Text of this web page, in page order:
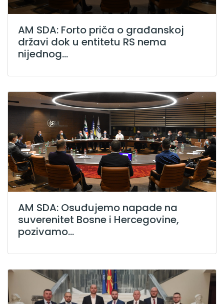
AM SDA: Forto priča o građanskoj
državi dok u entitetu RS nema
nijednog...
AM SDA: Osuđujemo napade na
suverenitet Bosne i Hercegovine,
pozivamo...